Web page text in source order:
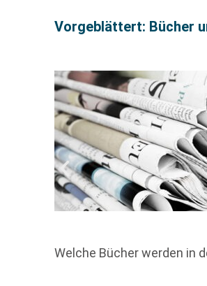
Vorgeblättert: Bücher
Welche Bücher werden in